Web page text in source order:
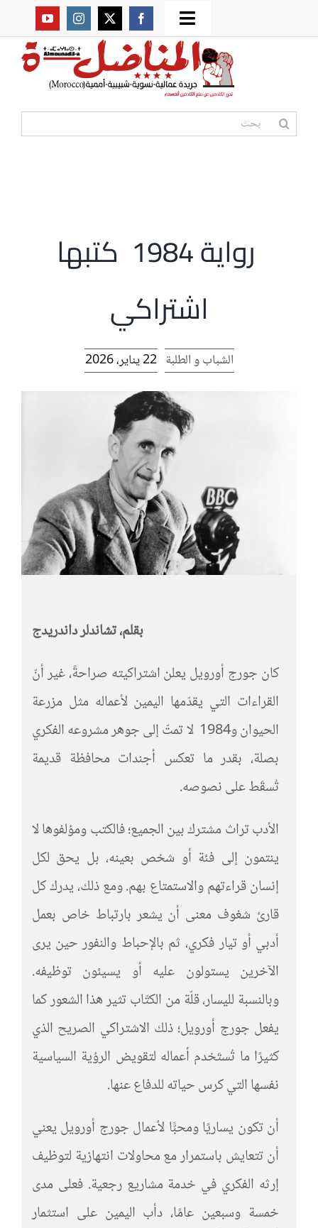
to
Toggle
Navigation
من نحن؟
افتتاحية موقع المناضل-ة
البحث
رواية 1984 كتبها
اشتراكي
الشباب و الطلبة 22 يناير، 2026
بقلم، تشاندلر داندريدج
كان جورج أورويل يعلن اشتراكيته صراحةً، غير أنّ
القراءات التي يقدّمها اليمين لأعماله مثل مزرعة
الحيوان و1984 لا تمتّ إلى جوهر مشروعه الفكري
بصلة، بقدر ما تعكس أجندات محافظة قديمة
تُسقَط على نصوصه.
الأدب تراث مشترك بين الجميع؛ فالكتب ومؤلفوها لا
ينتمون إلى فئة أو شخص بعينه، بل يحق لكل
إنسان قراءتهم والاستمتاع بهم. ومع ذلك، يدرك كل
قارئ شغوف معنى أن يشعر بارتباط خاص بعمل
أدبي أو تيار فكري، ثم بالإحباط والنفور حين يرى
الآخرين يستولون عليه أو يسيئون توظيفه.
وبالنسبة لليسار، قلّة من الكتّاب تثير هذا الشعور كما
يفعل جورج أورويل؛ ذلك الاشتراكي الصريح الذي
كثيرًا ما تُستَخدم أعماله لتقويض الرؤية السياسية
نفسها التي كرس حياته للدفاع عنها.
أن تكون يساريًا ومحبًّا لأعمال جورج أورويل يعني
أن تتعايش باستمرار مع محاولات انتهازية لتوظيف
إرثه الفكري في خدمة مشاريع رجعية. فعلى مدى
خمسة وسبعين عامًا، دأب اليمين على استثمار